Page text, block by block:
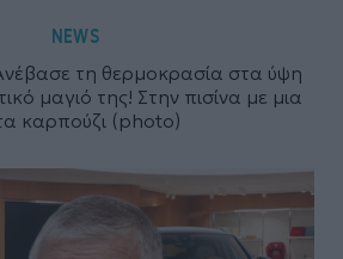
NEWS
τη θερμοκρασία στα ύψη
μαγιό της! Στην πισίνα με μια
καρπούζι (photo)